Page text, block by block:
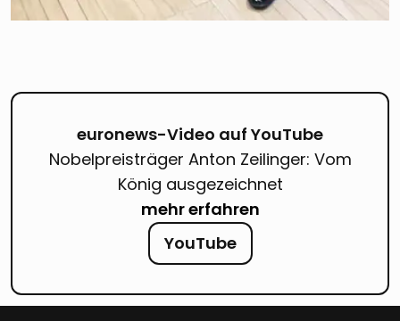
euronews-Video auf YouTube
Nobelpreisträger Anton Zeilinger: Vom
König ausgezeichnet
mehr erfahren
YouTube